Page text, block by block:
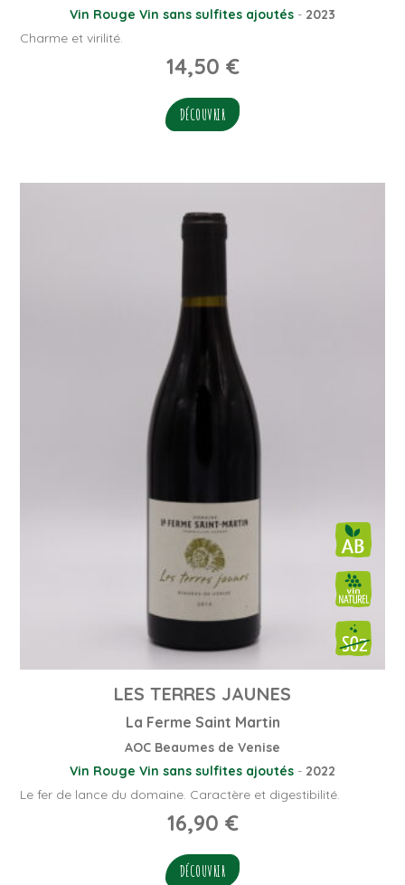
Vin Rouge Vin sans sulfites ajoutés - 2023
Charme et virilité.
14,50 €
DÉCOUVRIR
LES TERRES JAUNES
La Ferme Saint Martin
AOC Beaumes de Venise
Vin Rouge Vin sans sulfites ajoutés - 2022
Le fer de lance du domaine. Caractère et digestibilité.
16,90 €
DÉCOUVRIR